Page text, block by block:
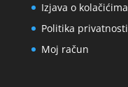
Izjava o kolačićima
Politika privatnosti
Moj račun